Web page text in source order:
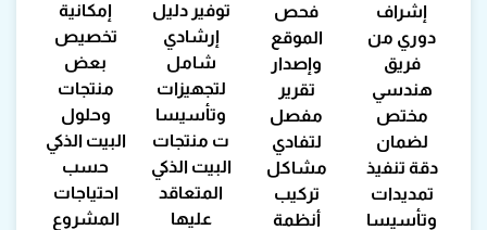
إشراف
دوري من
فريق
هندسي
مختص
لضمان
دقة تنفيذ
تمديدات
وتأسيسا
فحص
الموقع
وإصدار
تقرير
مفصل
لتفادي
مشاكل
تركيب
أنظمة
توفير دليل
إرشادي
شامل
لتجهيزات
وتأسيسا
ت منتجات
البيت الذكي
المتعاقد
عليها
إمكانية
تخصيص
بعض
منتجات
وحلول
البيت الذكي
حسب
احتياجات
المشروع